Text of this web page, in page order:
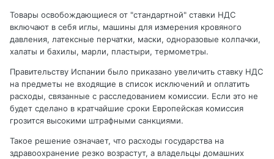
Товары освобождающиеся от "стандартной" ставки НДС
включают в себя иглы, машины для измерения кровяного
давления, латексные перчатки, маски, одноразовые колпачки,
халаты и бахилы, марли, пластыри, термометры.
Правительству Испании было приказано увеличить ставку НДС
на предметы не входящие в список исключений и оплатить
расходы, связанные с расследованием комиссии. Если это не
будет сделано в кратчайшие сроки Европейская комиссия
грозится высокими штрафными санкциями.
Такое решение означает, что расходы государства на
здравоохранение резко возрастут, а владельцы домашних